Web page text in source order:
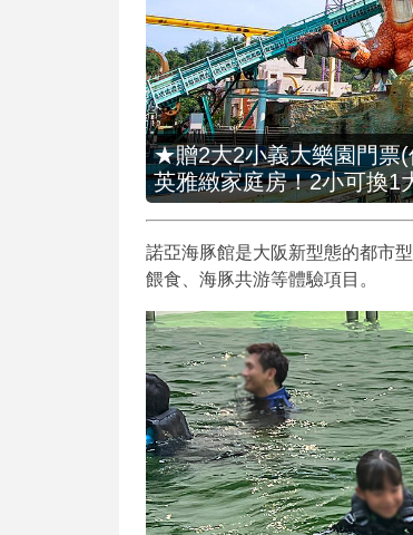
★贈2大2小義大樂園門票(
英雅緻家庭房！2小可換1
諾亞海豚館是大阪新型態的都市
餵食、海豚共游等體驗項目。